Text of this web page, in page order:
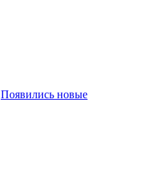
Появились новые